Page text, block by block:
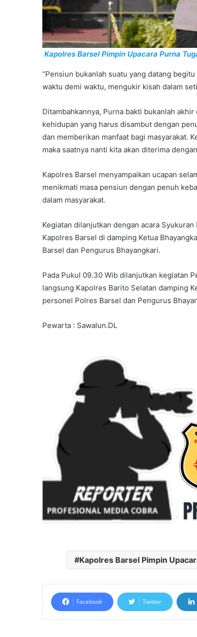
Kapolres Barsel Pimpin Upacara Purna
“Pensiun bukanlah suatu yang datang
waktu demi waktu, mengukir kisah dalam
Ditambahkannya, Purna bakti bukanlah
kehidupan yang harus disambut dengan
dan memberikan manfaat bagi masyarakat.
maka saatnya nanti kita akan diterima
Kapolres Barsel menyampaikan ucapan
menikmati masa pensiun dengan penuh
dalam masyarakat.
Kegiatan dilanjutkan dengan acara
Kapolres Barsel di damping Ketua
Barsel dan Pengurus Bhayangkari.
Pada Pukul 09.30 Wib dilanjutkan kegiatan
langsung Kapolres Barito Selatan damping
personel Polres Barsel dan Pengurus
Pewarta : Sawalun.DL
Kapolres Barsel Pimpin
Facebook Twitter